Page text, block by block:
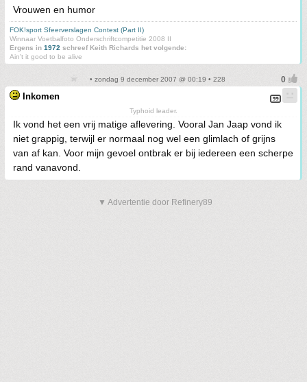
Vrouwen en humor
FOK!sport Sfeerverslagen Contest (Part II)
Winnaar Voetbalfoto Onderschriftcompetitie 2008 II
Ergens in 1972 schreef Keith Richards het volgende:
Ain't it good to be alive
• zondag 9 december 2007 @ 00:19 • 228
Inkomen
Typhoid leader.
Ik vond het een vrij matige aflevering. Vooral Jan Jaap vond ik
niet grappig, terwijl er normaal nog wel een glimlach of grijns
van af kan. Voor mijn gevoel ontbrak er bij iedereen een scherpe
rand vanavond.
▼ Advertentie door Refinery89